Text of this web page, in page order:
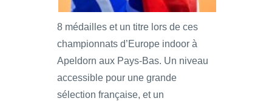
8 médailles et un titre lors de ces
championnats d’Europe indoor à
Apeldorn aux Pays-Bas. Un niveau
accessible pour une grande
sélection française, et un